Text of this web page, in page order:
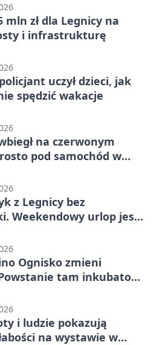
mln zł dla Legnicy na
i infrastrukturę
uczył dzieci, jak
spędzić wakacje
na czerwonym
pod samochód w
z Legnicy bez
Weekendowy urlop jest
Ognisko zmieni
tam inkubator
i ludzie pokazują
na wystawie w